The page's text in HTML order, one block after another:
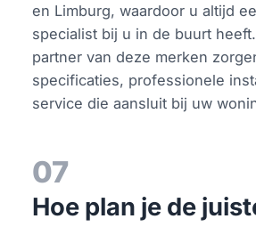
en Limburg, waardoor u altijd
specialist bij u in de buurt
partner van deze merken
specificaties, professionele
service die aansluit bij uw
07
Hoe plan je de